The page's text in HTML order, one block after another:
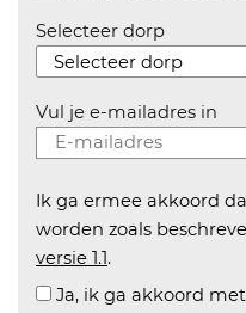
Selecteer dorp
Vul je e-mailadres in
Ik ga ermee akkoord
worden zoals
versie 1.1.
Ja, ik ga akkoord